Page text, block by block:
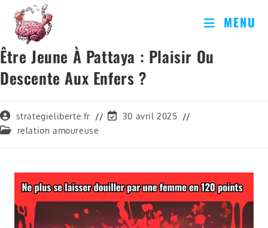
MENU
Être Jeune À Pattaya : Plaisir Ou
Descente Aux Enfers ?
strategieliberte.fr
30 avril 2025
relation amoureuse